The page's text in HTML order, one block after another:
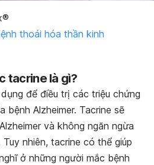
thoái hóa thần kinh
tacrine là gì?
để điều trị các triệu chứng
bệnh Alzheimer. Tacrine sẽ
và không ngăn ngừa
nhiên, tacrine có thể giúp
ở những người mắc bệnh